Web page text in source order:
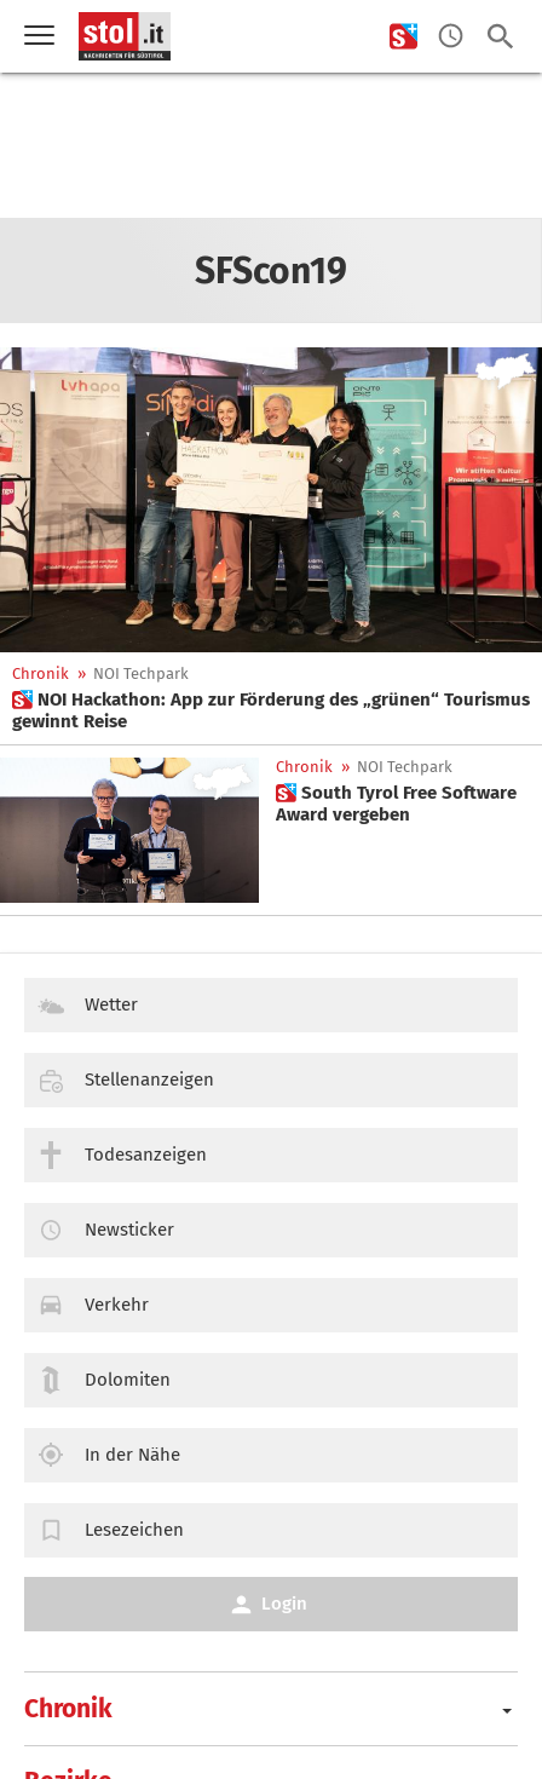
SFScon19
Chronik » NOI Techpark
 NOI Hackathon: App zur Förderung des „grünen“ Tourismus
gewinnt Reise
Chronik » NOI Techpark
 South Tyrol Free Software
Award vergeben
Chronik
Wetter
Stellenanzeigen
Todesanzeigen
Newsticker
Verkehr
Dolomiten
In der Nähe
Lesezeichen
Login